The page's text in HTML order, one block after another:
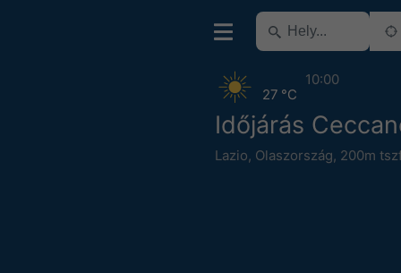
Időjárás
Lazio, Olaszország, 200m
27 °C
10:00